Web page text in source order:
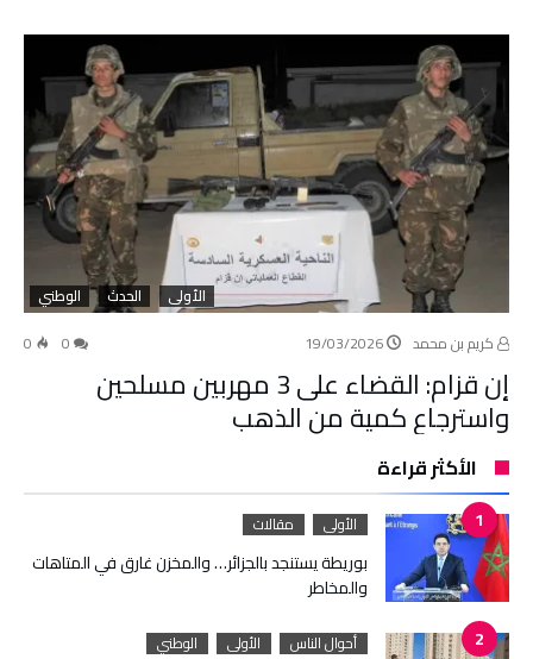
الأولى الحدث
الوطني
كريم بن محمد
19/03/2026
0
إن قزام: القضاء على 3 مهربين مسلحين
واسترجاع كمية من الذهب
الأكثر قراءة
الأولى مقالات
بوريطة يستنجد بالجزائر… والمخزن غارق في المتاهات
والمخاطر
أحوال الناس الأولى الوطني